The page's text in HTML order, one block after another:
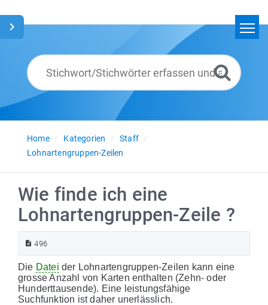
Glossar
Deutsch
Home
Kategorien
Staff
Lohnartengruppen-Zeilen
Wie finde ich eine
Lohnartengruppen-Zeile ?
496
Die Datei der Lohnartengruppen-Zeilen kann eine
grosse Anzahl von Karten enthalten (Zehn- oder
Hunderttausende). Eine leistungsfähige
Suchfunktion ist daher unerlässlich.